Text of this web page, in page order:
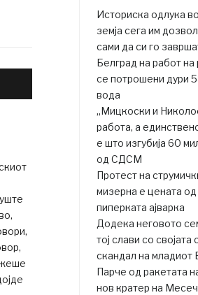
Историска одлука
земја сега им
сами да си го
Белград на работ
се потрошени дури
вода
„Мицкоски и
работа, а
е што изгубија 60
од СДСМ
Протест на
мизерна е цената
пиперката ајварка
Додека неговото
тој слави со
скандал на младиот
Парче од ракетата
нов кратер на